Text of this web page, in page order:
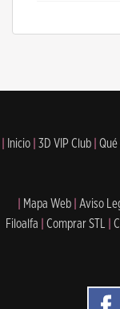
Inicio 3D VIP Club
Mapa Web Aviso
Filoalfa
Comprar STL